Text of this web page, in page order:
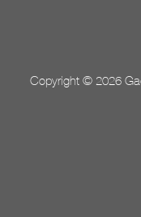
Copyright © 2026